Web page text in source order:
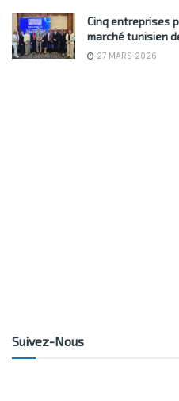
Cinq entreprises
marché tunisien
27 MARS 2026
Suivez-Nous